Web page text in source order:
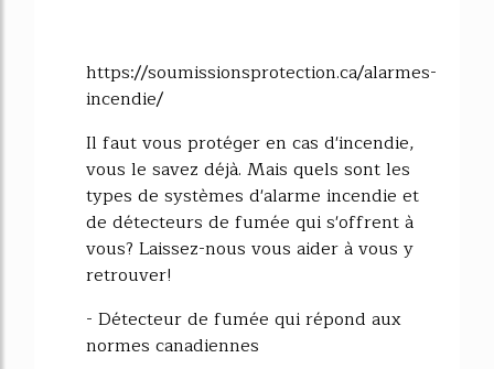
https://soumissionsprotection.ca/alarmes-
incendie/
Il faut vous protéger en cas d'incendie,
vous le savez déjà. Mais quels sont les
types de systèmes d'alarme incendie et
de détecteurs de fumée qui s'offrent à
vous? Laissez-nous vous aider à vous y
retrouver!
- Détecteur de fumée qui répond aux
normes canadiennes